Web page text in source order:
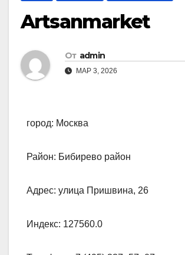
Artsanmarket
От admin
МАР 3, 2026
город: Москва
Район: Бибирево район
Адрес: улица Пришвина, 26
Индекс: 127560.0